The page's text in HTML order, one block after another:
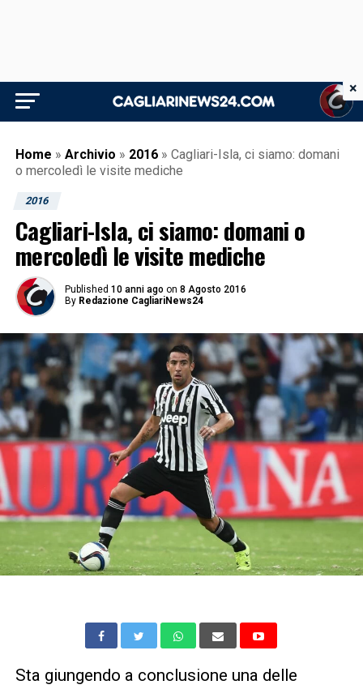
Home » Archivio » 2016 » Cagliari-Isla, ci siamo: domani
o mercoledì le visite mediche
2016
Cagliari-Isla, ci siamo: domani o
mercoledì le visite mediche
Published 10 anni ago on 8 Agosto 2016
By Redazione CagliariNews24
Sta giungendo a conclusione una delle
×